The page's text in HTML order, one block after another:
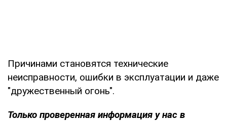
Причинами становятся технические
неисправности, ошибки в эксплуатации и даже
"дружественный огонь".
Только проверенная информация у нас в